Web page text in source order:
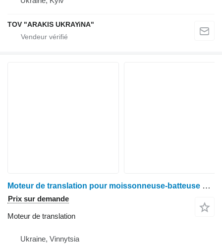
TOV "ARAKIS UKRAYiNA"
Moteur de translation pour moissonneuse-batteuse Claas Lexion 480
Prix sur demande
Moteur de translation
Ukraine, Vinnytsia